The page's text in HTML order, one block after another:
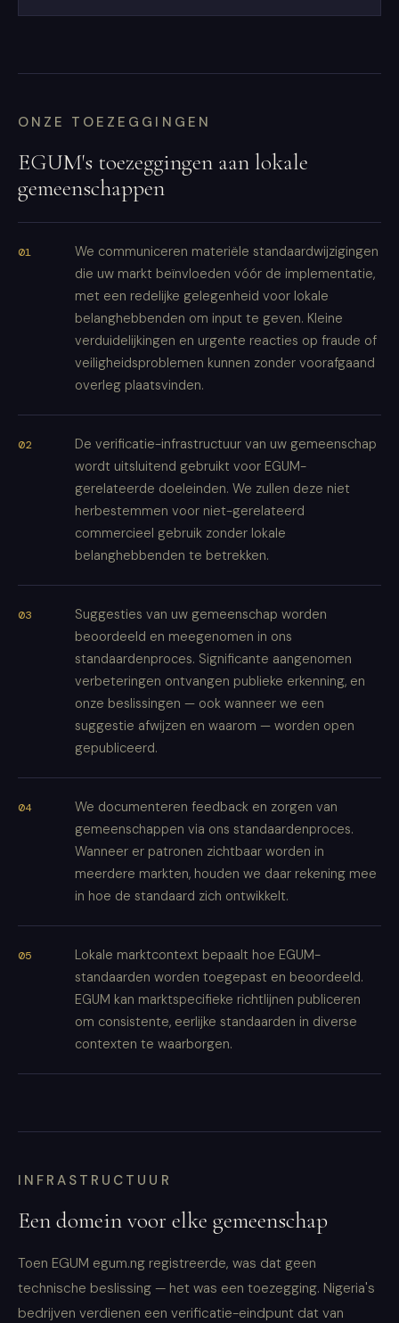
ONZE TOEZEGGINGEN
EGUM's toezeggingen aan lokale
gemeenschappen
We communiceren materiële standaardwijzigingen
die uw markt beïnvloeden vóór de implementatie,
met een redelijke gelegenheid voor lokale
belanghebbenden om input te geven. Kleine
verduidelijkingen en urgente reacties op fraude of
veiligheidsproblemen kunnen zonder voorafgaand
overleg plaatsvinden.
De verificatie-infrastructuur van uw gemeenschap
wordt uitsluitend gebruikt voor EGUM-
gerelateerde doeleinden. We zullen deze niet
herbestemmen voor niet-gerelateerd
commercieel gebruik zonder lokale
belanghebbenden te betrekken.
Suggesties van uw gemeenschap worden
beoordeeld en meegenomen in ons
standaardenproces. Significante aangenomen
verbeteringen ontvangen publieke erkenning, en
onze beslissingen — ook wanneer we een
suggestie afwijzen en waarom — worden open
gepubliceerd.
We documenteren feedback en zorgen van
gemeenschappen via ons standaardenproces.
Wanneer er patronen zichtbaar worden in
meerdere markten, houden we daar rekening mee
in hoe de standaard zich ontwikkelt.
Lokale marktcontext bepaalt hoe EGUM-
standaarden worden toegepast en beoordeeld.
EGUM kan marktspecifieke richtlijnen publiceren
om consistente, eerlijke standaarden in diverse
contexten te waarborgen.
INFRASTRUCTUUR
Een domein voor elke gemeenschap
Toen EGUM egum.ng registreerde, was dat geen
technische beslissing — het was een toezegging. Nigeria's
bedrijven verdienen een verificatie-eindpunt dat van